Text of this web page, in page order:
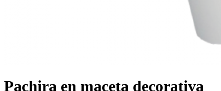
Pachira en maceta decorativa